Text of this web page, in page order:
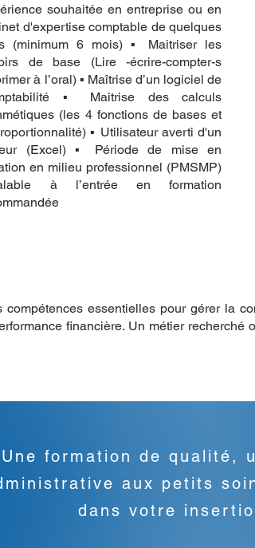
souhaitée en entreprise ou en
d'expertise comptable de quelques
(minimum 6 mois) ▪ Maitriser les
de base (Lire -écrire-compter-s
à l’oral) ▪ Maîtrise d’un logiciel de
▪ Maitrise des calculs
(les 4 fonctions de bases et
▪ Utilisateur averti d'un
(Excel) ▪ Période de mise en
en milieu professionnel (PMSMP)
à l’entrée en formation
compétences essentielles pour gérer la
financière. Un métier
Une formation de qualité,
aux petits
dans votre